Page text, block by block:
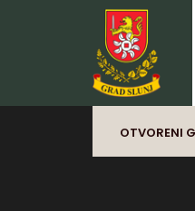
Preskoči
na
sadržaj
OTVORENI